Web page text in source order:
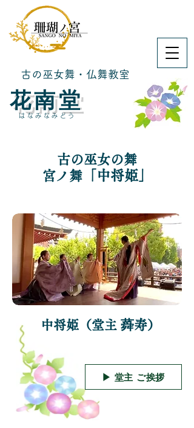
古の巫女舞・仏舞教室
はなみなみどう
​花南堂
古の巫女の舞
宮ノ舞「中将姫」
▶ 堂主 ご挨拶
​中将姫（堂主 蕣​寿）